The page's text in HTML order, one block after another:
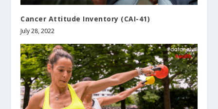
Cancer Attitude Inventory (CAI-41)
July 28, 2022